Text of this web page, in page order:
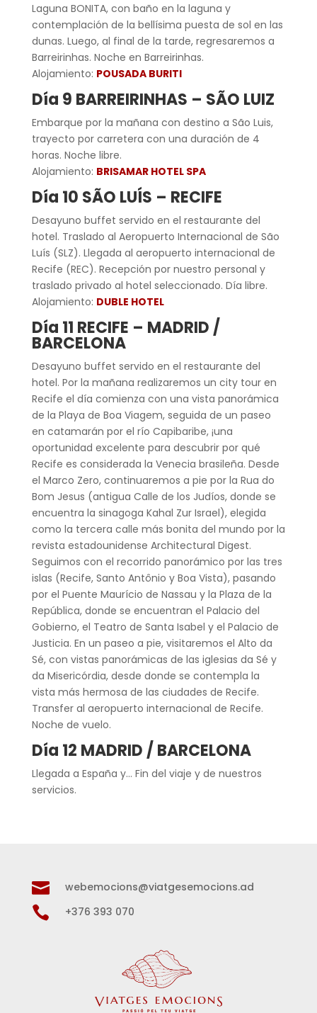
Laguna BONITA, con baño en la laguna y
contemplación de la bellísima puesta de sol en las
dunas. Luego, al final de la tarde, regresaremos a
Barreirinhas. Noche en Barreirinhas.
Alojamiento: POUSADA BURITI
Día 9 BARREIRINHAS – SÃO LUIZ
Embarque por la mañana con destino a São Luis,
trayecto por carretera con una duración de 4
horas. Noche libre.
Alojamiento: BRISAMAR HOTEL SPA
Día 10 SÃO LUÍS – RECIFE
Desayuno buffet servido en el restaurante del
hotel. Traslado al Aeropuerto Internacional de São
Luís (SLZ). Llegada al aeropuerto internacional de
Recife (REC). Recepción por nuestro personal y
traslado privado al hotel seleccionado. Día libre.
Alojamiento: DUBLE HOTEL
Día 11 RECIFE – MADRID /
BARCELONA
Desayuno buffet servido en el restaurante del
hotel. Por la mañana realizaremos un city tour en
Recife el día comienza con una vista panorámica
de la Playa de Boa Viagem, seguida de un paseo
en catamarán por el río Capibaribe, ¡una
oportunidad excelente para descubrir por qué
Recife es considerada la Venecia brasileña. Desde
el Marco Zero, continuaremos a pie por la Rua do
Bom Jesus (antigua Calle de los Judíos, donde se
encuentra la sinagoga Kahal Zur Israel), elegida
como la tercera calle más bonita del mundo por la
revista estadounidense Architectural Digest.
Seguimos con el recorrido panorámico por las tres
islas (Recife, Santo Antônio y Boa Vista), pasando
por el Puente Maurício de Nassau y la Plaza de la
República, donde se encuentran el Palacio del
Gobierno, el Teatro de Santa Isabel y el Palacio de
Justicia. En un paseo a pie, visitaremos el Alto da
Sé, con vistas panorámicas de las iglesias da Sé y
da Misericórdia, desde donde se contempla la
vista más hermosa de las ciudades de Recife.
Transfer al aeropuerto internacional de Recife.
Noche de vuelo.
Día 12 MADRID / BARCELONA
Llegada a España y… Fin del viaje y de nuestros
servicios.
 webemocions@viatgesemocions.ad
 +376 393 070